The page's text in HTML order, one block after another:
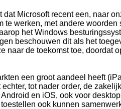
Microsoft recent een, naar
te werken, met andere woorden
het Windows
beschouwen dit als het
naar de toekomst toe, doordat
een groot aandeel heeft
tot nader order, de
en iOS, ook voor
ook kunnen